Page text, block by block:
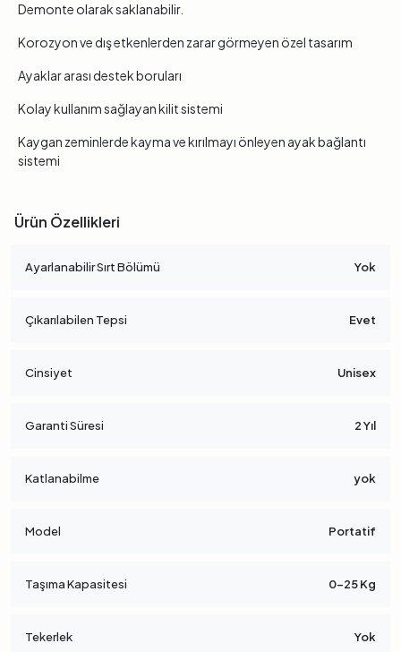
Demonte olarak saklanabilir.
Korozyon ve dış etkenlerden zarar görmeyen özel tasarım
Ayaklar arası destek boruları
Kolay kullanım sağlayan kilit sistemi
Kaygan zeminlerde kayma ve kırılmayı önleyen ayak bağlantı
sistemi
Ürün Özellikleri
Ayarlanabilir Sırt Bölümü Yok
Çıkarılabilen Tepsi Evet
Cinsiyet Unisex
Garanti Süresi 2 Yıl
Katlanabilme yok
Model Portatif
Taşıma Kapasitesi 0-25 Kg
Tekerlek Yok